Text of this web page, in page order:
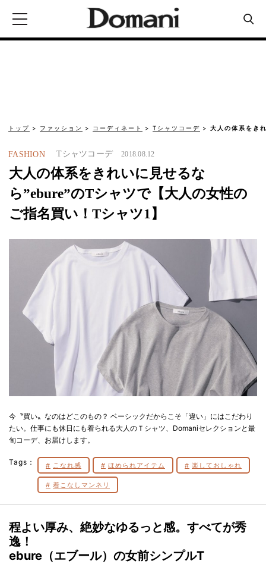
トップ ファッション コーディネート Tシャツコーデ 大人の体系をき
FASHION Tシャツコーデ 2018.08.12
大人の体系をきれいに見せるな
ら”ebure”のTシャツで【大人の女性の
ご指名買い！Tシャツ1】
今〝買い〟なのはどこのもの？ ベーシックだからこそ「違い」にはこだわり
たい。仕事にも休日にも着られる大人のＴシャツ、Domaniセレクションと最
旬コーデ、お届けします。
Tags： こなれ感 ほめられアイテム 楽しておしゃれ
着こなしマンネリ
程よい厚み、絶妙なゆるっと感。すべてが秀
逸！
ebure（エブール）の女前シンプルT